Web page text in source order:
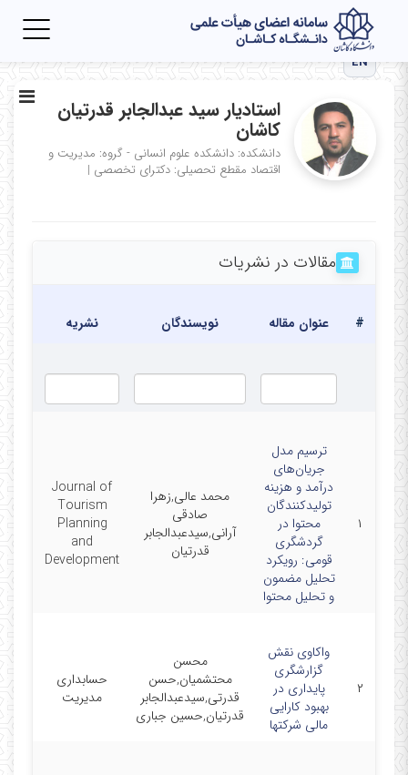
EN
استادیار سید عبدالجابر قدرتیان
کاشان
دانشکده: دانشکده علوم انسانی - گروه: مدیریت و
اقتصاد مقطع تحصیلی: دکترای تخصصی |
مقالات در نشریات
# عنوان مقاله نویسندگان نشریه
۱
ترسیم مدل
جریان‌های
درآمد و هزینه
تولیدکنندگان
محتوا در
گردشگری
قومی: رویکرد
تحلیل مضمون
و تحلیل محتوا
محمد عالی,زهرا
صادقی
آرانی,سیدعبدالجابر
قدرتیان
Journal of
Tourism
Planning
and
Development
۲
واکاوی نقش
گزارشگری
پایداری در
بهبود کارایی
مالی شرکتها
محسن
محتشمیان,حسن
قدرتی,سیدعبدالجابر
قدرتیان,حسین جباری
حسابداری
مدیریت